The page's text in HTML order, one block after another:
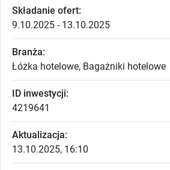
Składanie ofert:
9.10.2025 - 13.10.2025
Branża:
Łóżka hotelowe, Bagażniki hotelowe
ID inwestycji:
4219641
Aktualizacja:
13.10.2025, 16:10